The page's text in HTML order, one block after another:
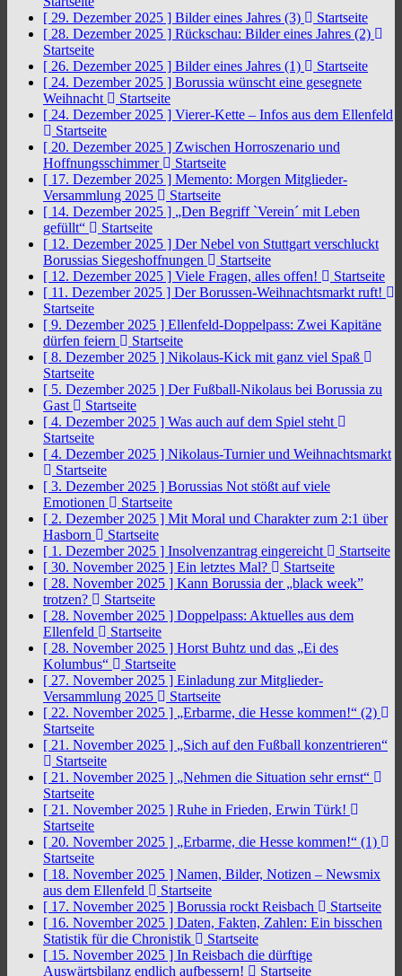
[ 29. Dezember 2025 ] Bilder eines Jahres (3)
Startseite
[ 28. Dezember 2025 ] Rückschau: Bilder eines Jahres (2)
Startseite
[ 26. Dezember 2025 ] Bilder eines Jahres (1)
Startseite
[ 24. Dezember 2025 ] Borussia wünscht eine gesegnete
Weihnacht
Startseite
[ 24. Dezember 2025 ] Vierer-Kette – Infos aus dem Ellenfeld
Startseite
[ 20. Dezember 2025 ] Zwischen Horroszenario und
Hoffnungsschimmer
Startseite
[ 17. Dezember 2025 ] Memento: Morgen Mitglieder-
Versammlung 2025
Startseite
[ 14. Dezember 2025 ] „Den Begriff `Verein´ mit Leben
gefüllt“
Startseite
[ 12. Dezember 2025 ] Der Nebel von Stuttgart verschluckt
Borussias Siegeshoffnungen
Startseite
[ 12. Dezember 2025 ] Viele Fragen, alles offen!
Startseite
[ 11. Dezember 2025 ] Der Borussen-Weihnachtsmarkt ruft!
Startseite
[ 9. Dezember 2025 ] Ellenfeld-Doppelpass: Zwei Kapitäne
dürfen feiern
Startseite
[ 8. Dezember 2025 ] Nikolaus-Kick mit ganz viel Spaß
Startseite
[ 5. Dezember 2025 ] Der Fußball-Nikolaus bei Borussia zu
Gast
Startseite
[ 4. Dezember 2025 ] Was auch auf dem Spiel steht
Startseite
[ 4. Dezember 2025 ] Nikolaus-Turnier und Weihnachtsmarkt
Startseite
[ 3. Dezember 2025 ] Borussias Not stößt auf viele
Emotionen
Startseite
[ 2. Dezember 2025 ] Mit Moral und Charakter zum 2:1 über
Hasborn
Startseite
[ 1. Dezember 2025 ] Insolvenzantrag eingereicht
Startseite
[ 30. November 2025 ] Ein letztes Mal?
Startseite
[ 28. November 2025 ] Kann Borussia der „black week”
trotzen?
Startseite
[ 28. November 2025 ] Doppelpass: Aktuelles aus dem
Ellenfeld
Startseite
[ 28. November 2025 ] Horst Buhtz und das „Ei des
Kolumbus“
Startseite
[ 27. November 2025 ] Einladung zur Mitglieder-
Versammlung 2025
Startseite
[ 22. November 2025 ] „Erbarme, die Hesse kommen!“ (2)
Startseite
[ 21. November 2025 ] „Sich auf den Fußball konzentrieren“
Startseite
[ 21. November 2025 ] „Nehmen die Situation sehr ernst“
Startseite
[ 21. November 2025 ] Ruhe in Frieden, Erwin Türk!
Startseite
[ 20. November 2025 ] „Erbarme, die Hesse kommen!“ (1)
Startseite
[ 18. November 2025 ] Namen, Bilder, Notizen – Newsmix
aus dem Ellenfeld
Startseite
[ 17. November 2025 ] Borussia rockt Reisbach
Startseite
[ 16. November 2025 ] Daten, Fakten, Zahlen: Ein bisschen
Statistik für die Chronistik
Startseite
[ 15. November 2025 ] In Reisbach die dürftige
Auswärtsbilanz endlich aufbessern!
Startseite